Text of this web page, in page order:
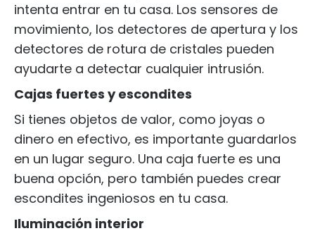
intenta entrar en tu casa. Los sensores de
movimiento, los detectores de apertura y los
detectores de rotura de cristales pueden
ayudarte a detectar cualquier intrusión.
Cajas fuertes y escondites
Si tienes objetos de valor, como joyas o
dinero en efectivo, es importante guardarlos
en un lugar seguro. Una caja fuerte es una
buena opción, pero también puedes crear
escondites ingeniosos en tu casa.
Iluminación interior